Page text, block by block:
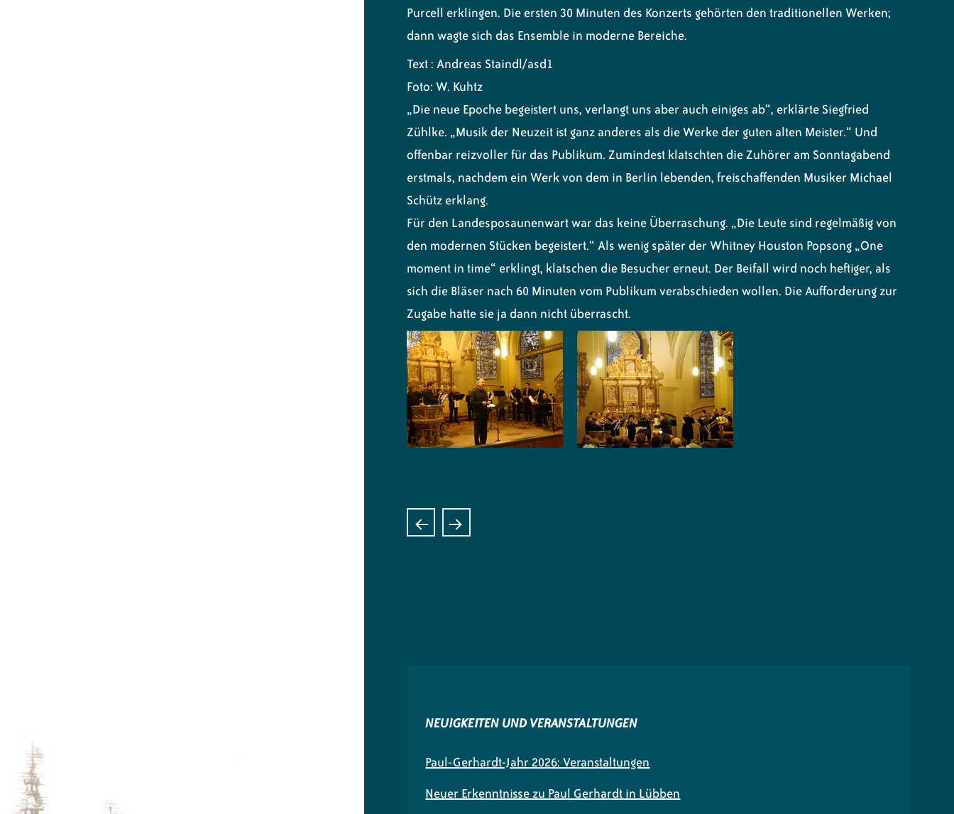
Purcell erklingen. Die ersten 30 Minuten des Konzerts gehörten den traditionellen Werken;
dann wagte sich das Ensemble in moderne Bereiche.
Text : Andreas Staindl/asd1
Foto: W. Kuhtz
„Die neue Epoche begeistert uns, verlangt uns aber auch einiges ab“, erklärte Siegfried
Zühlke. „Musik der Neuzeit ist ganz anderes als die Werke der guten alten Meister.“ Und
offenbar reizvoller für das Publikum. Zumindest klatschten die Zuhörer am Sonntagabend
erstmals, nachdem ein Werk von dem in Berlin lebenden, freischaffenden Musiker Michael
Schütz erklang.
Für den Landesposaunenwart war das keine Überraschung. „Die Leute sind regelmäßig von
den modernen Stücken begeistert.“ Als wenig später der Whitney Houston Popsong „One
moment in time“ erklingt, klatschen die Besucher erneut. Der Beifall wird noch heftiger, als
sich die Bläser nach 60 Minuten vom Publikum verabschieden wollen. Die Aufforderung zur
Zugabe hatte sie ja dann nicht überrascht.
NEUIGKEITEN UND VERANSTALTUNGEN
Paul-Gerhardt-Jahr 2026: Veranstaltungen
Neuer Erkenntnisse zu Paul Gerhardt in Lübben